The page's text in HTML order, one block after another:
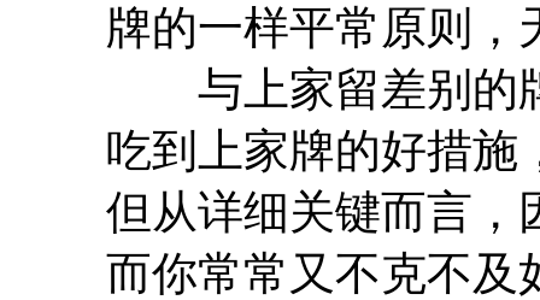
牌的一样平常原则，
与上家留差别的
吃到上家牌的好措施
但从详细关键而言，
而你常常又不克不及